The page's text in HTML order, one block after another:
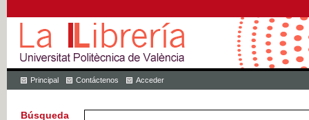
Principal Contáctenos Acceder
Búsqueda